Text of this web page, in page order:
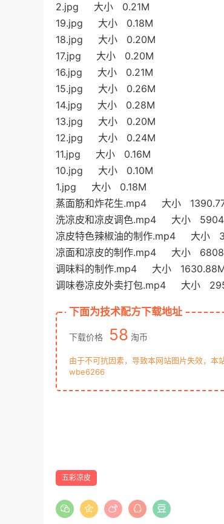
2.jpg 大小 0.21M
19.jpg 大小 0.18M
18.jpg 大小 0.20M
17.jpg 大小 0.20M
16.jpg 大小 0.21M
15.jpg 大小 0.26M
14.jpg 大小 0.28M
13.jpg 大小 0.20M
12.jpg 大小 0.24M
11.jpg 大小 0.16M
10.jpg 大小 0.10M
1.jpg 大小 0.18M
蒸面筋和炸花生.mp4 大小
洗凉皮和凉皮调色.mp4 大小
凉皮特色辣椒油的制作.mp4 大小
凉面和凉皮的制作.mp4 大小
调味料的制作.mp4 大小
调味卷凉皮外卖打包.mp4 大小
下面为技术配方下载地址
下载价格 58 淘币
由于不可抗因素，导致本网站图片失效，本
wbe6266
五彩凉皮